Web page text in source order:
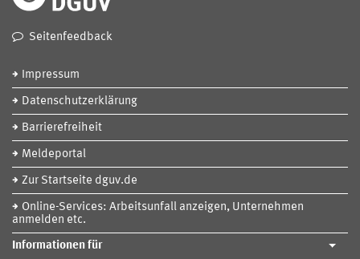
Seitenfeedback
Impressum
Datenschutzerklärung
Barrierefreiheit
Meldeportal
Zur Startseite dguv.de
Online-Services: Arbeitsunfall anzeigen, Unternehmen
anmelden etc.
Informationen für